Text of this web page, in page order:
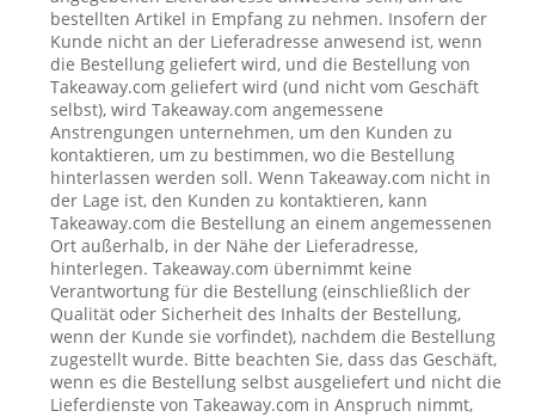
bestellten Artikel in Empfang zu nehmen. Insofern der
Kunde nicht an der Lieferadresse anwesend ist, wenn
die Bestellung geliefert wird, und die Bestellung von
Takeaway.com geliefert wird (und nicht vom Geschäft
selbst), wird Takeaway.com angemessene
Anstrengungen unternehmen, um den Kunden zu
kontaktieren, um zu bestimmen, wo die Bestellung
hinterlassen werden soll. Wenn Takeaway.com nicht in
der Lage ist, den Kunden zu kontaktieren, kann
Takeaway.com die Bestellung an einem angemessenen
Ort außerhalb, in der Nähe der Lieferadresse,
hinterlegen. Takeaway.com übernimmt keine
Verantwortung für die Bestellung (einschließlich der
Qualität oder Sicherheit des Inhalts der Bestellung,
wenn der Kunde sie vorfindet), nachdem die Bestellung
zugestellt wurde. Bitte beachten Sie, dass das Geschäft,
wenn es die Bestellung selbst ausgeliefert und nicht die
Lieferdienste von Takeaway.com in Anspruch nimmt,